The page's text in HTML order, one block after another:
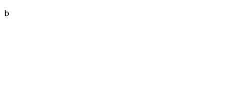
b